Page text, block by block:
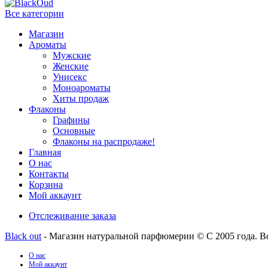
Все категории
Магазин
Ароматы
Мужские
Женские
Унисекс
Моноароматы
Хиты продаж
Флаконы
Графины
Основные
Флаконы на распродаже!
Главная
О нас
Контакты
Корзина
Мой аккаунт
Отслеживание заказа
Black out - Магазин натуральной парфюмерии © С 2005 года.
О нас
Мой аккаунт